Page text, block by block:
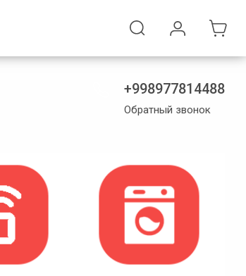
+998977814488
Обратный звонок